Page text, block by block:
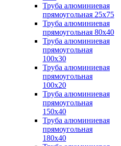
Труба алюминиевая
прямоугольная 25х75
Труба алюминиевая
прямоугольная 80х40
Труба алюминиевая
прямоугольная
100x30
Труба алюминиевая
прямоугольная
100х20
Труба алюминиевая
прямоугольная
150x40
Труба алюминиевая
прямоугольная
180x40